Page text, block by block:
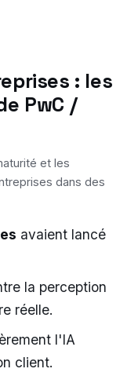
: les
PwC /
et les
dans des
avaient lancé
la perception
réelle.
l'IA
client.